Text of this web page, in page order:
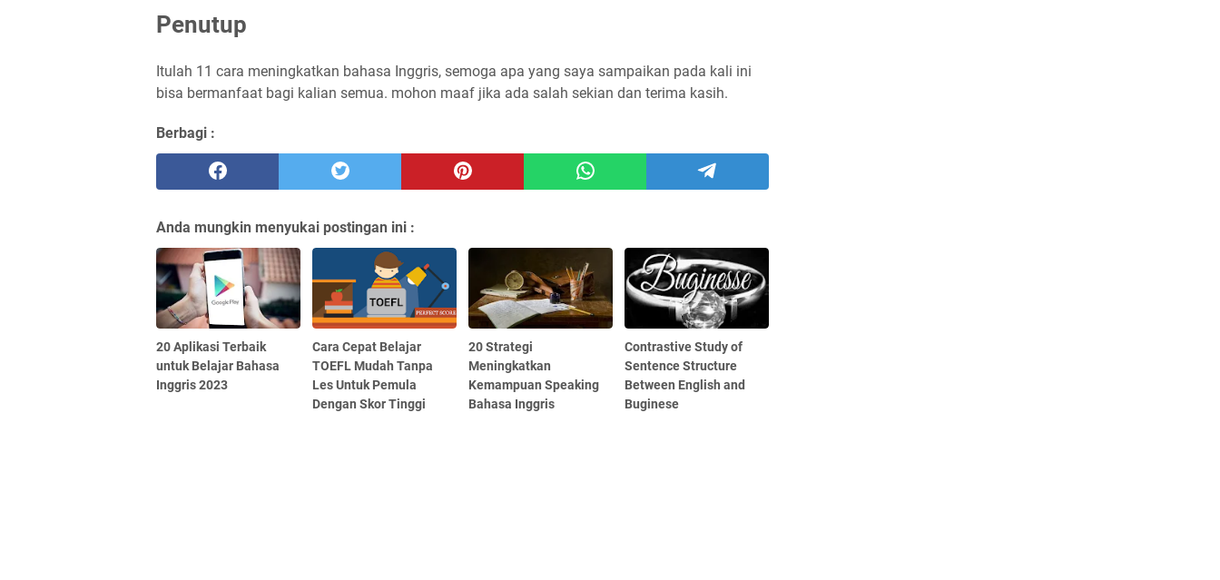
Penutup
Itulah 11 cara meningkatkan bahasa Inggris, semoga apa yang saya sampaikan pada kali ini
bisa bermanfaat bagi kalian semua. mohon maaf jika ada salah sekian dan terima kasih.
Berbagi :
Anda mungkin menyukai postingan ini :
20 Aplikasi Terbaik
untuk Belajar Bahasa
Inggris 2023
Cara Cepat Belajar
TOEFL Mudah Tanpa
Les Untuk Pemula
Dengan Skor Tinggi
20 Strategi
Meningkatkan
Kemampuan Speaking
Bahasa Inggris
Contrastive Study of
Sentence Structure
Between English and
Buginese